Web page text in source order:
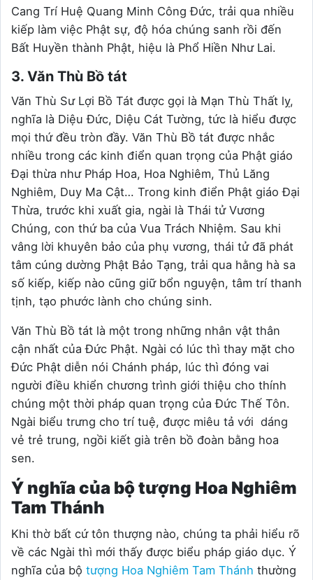
Cang Trí Huệ Quang Minh Công Đức, trải qua nhiều
kiếp làm việc Phật sự, độ hóa chúng sanh rồi đến
Bất Huyền thành Phật, hiệu là Phổ Hiền Như Lai.
3. Văn Thù Bồ tát
Văn Thù Sư Lợi Bồ Tát được gọi là Mạn Thù Thất lỵ,
nghĩa là Diệu Đức, Diệu Cát Tường, tức là hiểu được
mọi thứ đều tròn đầy. Văn Thù Bồ tát được nhắc
nhiều trong các kinh điển quan trọng của Phật giáo
Đại thừa như Pháp Hoa, Hoa Nghiêm, Thủ Lăng
Nghiêm, Duy Ma Cật… Trong kinh điển Phật giáo Đại
Thừa, trước khi xuất gia, ngài là Thái tử Vương
Chúng, con thứ ba của Vua Trách Nhiệm. Sau khi
vâng lời khuyên bảo của phụ vương, thái tử đã phát
tâm cúng dường Phật Bảo Tạng, trải qua hằng hà sa
số kiếp, kiếp nào cũng giữ bổn nguyện, tâm trí thanh
tịnh, tạo phước lành cho chúng sinh.
Văn Thù Bồ tát là một trong những nhân vật thân
cận nhất của Đức Phật. Ngài có lúc thì thay mặt cho
Đức Phật diễn nói Chánh pháp, lúc thì đóng vai
người điều khiển chương trình giới thiệu cho thính
chúng một thời pháp quan trọng của Đức Thế Tôn.
Ngài biểu trưng cho trí tuệ, được miêu tả với dáng
vẻ trẻ trung, ngồi kiết già trên bồ đoàn bằng hoa
sen.
Ý nghĩa của bộ tượng Hoa Nghiêm
Tam Thánh
Khi thờ bất cứ tôn thượng nào, chúng ta phải hiểu rõ
về các Ngài thì mới thấy được biểu pháp giáo dục. Ý
nghĩa của bộ tượng Hoa Nghiêm Tam Thánh thường